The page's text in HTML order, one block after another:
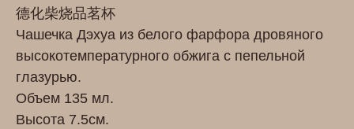
德化柴烧品茗杯
Чашечка Дэхуа из белого фарфора дровяного
высокотемпературного обжига с пепельной
глазурью.
Объем 135 мл.
Высота 7.5см.